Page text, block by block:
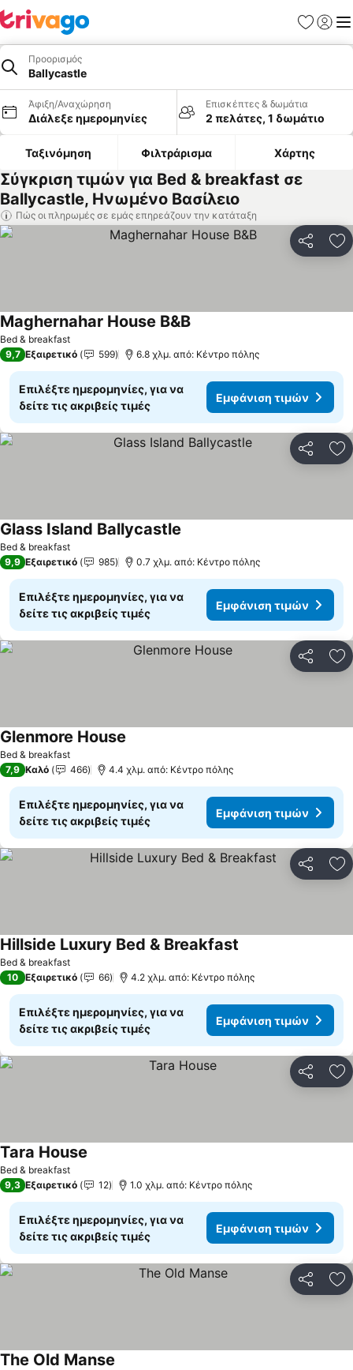
Προορισμός
Ballycastle
Άφιξη/Αναχώρηση
Διάλεξε ημερομηνίες
Επισκέπτες & δωμάτια
2 πελάτες, 1 δωμάτιο
Ταξινόμηση Φιλτράρισμα Χάρτης
Σύγκριση τιμών για Bed & breakfast σε
Ballycastle, Ηνωμένο Βασίλειο
Πώς οι πληρωμές σε εμάς επηρεάζουν την κατάταξη
Bed & breakfast
Maghernahar House B&B
9,7 Εξαιρετικό 599 6.8 χλμ. από: Κέντρο πόλης
Επιλέξτε ημερομηνίες, για να
δείτε τις ακριβείς τιμές
Εμφάνιση τιμών
Bed & breakfast
Glass Island Ballycastle
9,9 Εξαιρετικό 985 0.7 χλμ. από: Κέντρο πόλης
Επιλέξτε ημερομηνίες, για να
δείτε τις ακριβείς τιμές
Εμφάνιση τιμών
Bed & breakfast
Glenmore House
7,9 Καλό 466 4.4 χλμ. από: Κέντρο πόλης
Επιλέξτε ημερομηνίες, για να
δείτε τις ακριβείς τιμές
Εμφάνιση τιμών
Bed & breakfast
Hillside Luxury Bed & Breakfast
10 Εξαιρετικό 66 4.2 χλμ. από: Κέντρο πόλης
Επιλέξτε ημερομηνίες, για να
δείτε τις ακριβείς τιμές
Εμφάνιση τιμών
Bed & breakfast
Tara House
9,3 Εξαιρετικό 12 1.0 χλμ. από: Κέντρο πόλης
Επιλέξτε ημερομηνίες, για να
δείτε τις ακριβείς τιμές
Εμφάνιση τιμών
The Old Manse